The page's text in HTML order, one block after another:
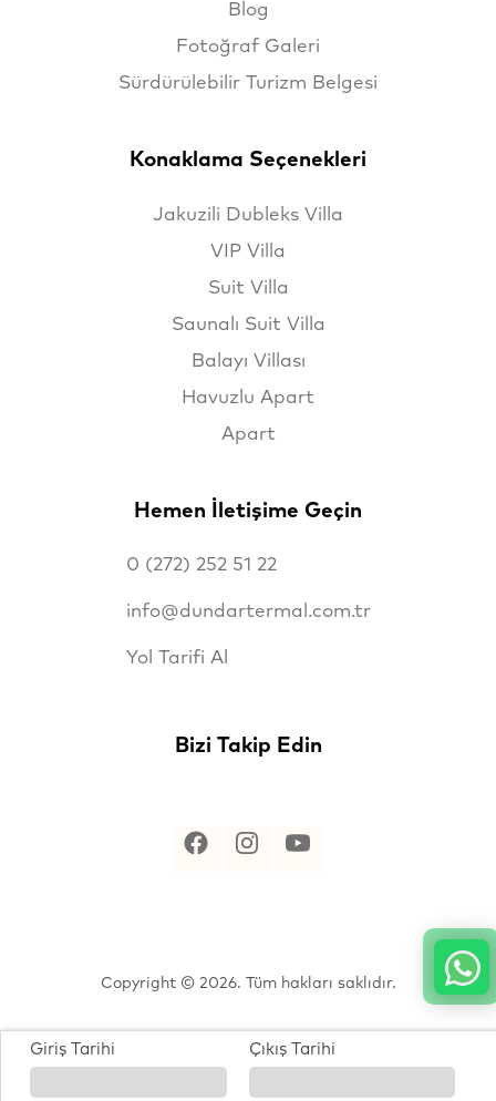
Blog
Fotoğraf Galeri
Sürdürülebilir Turizm Belgesi
Konaklama Seçenekleri
Jakuzili Dubleks Villa
VIP Villa
Suit Villa
Saunalı Suit Villa
Balayı Villası
Havuzlu Apart
Apart
Hemen İletişime Geçin
0 (272) 252 51 22
info@dundartermal.com.tr
Yol Tarifi Al
Bizi Takip Edin
Copyright © 2026. Tüm hakları saklıdır.
® Özel Tasarlanmıştır.
Giriş Tarihi Çıkış Tarihi